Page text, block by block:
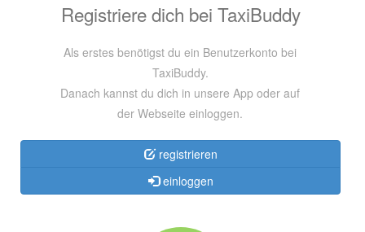
Registriere dich bei TaxiBuddy
Als erstes benötigst du ein Benutzerkonto bei
TaxiBuddy.
Danach kannst du dich in unsere App oder auf
der Webseite einloggen.
registrieren
einloggen